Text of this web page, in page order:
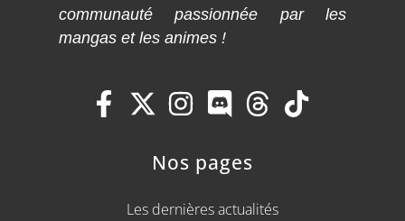
communauté passionnée par les
mangas et les animes !
Nos pages
Les dernières actualités